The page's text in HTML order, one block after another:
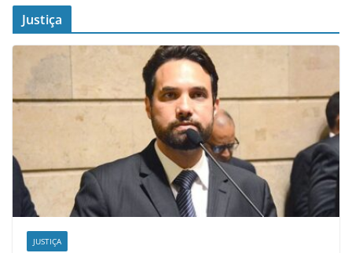
Justiça
JUSTIÇA